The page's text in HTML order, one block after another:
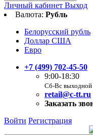
Личный кабинет Выход
Валюта: Рубль
Белорусский рубль
Доллар США
Евро
+7 (499) 702-45-50
9:00-18:30
Сб-Вс выходной
retail@c-tt.ru
Заказать
Войти Регистрация